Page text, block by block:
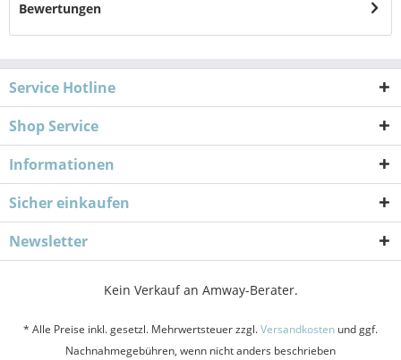
Bewertungen
Service Hotline
Shop Service
Informationen
Sicher einkaufen
Newsletter
Kein Verkauf an Amway-Berater.
* Alle Preise inkl. gesetzl. Mehrwertsteuer zzgl.Versandkosten und ggf.
Nachnahmegebühren, wenn nicht anders beschrieben